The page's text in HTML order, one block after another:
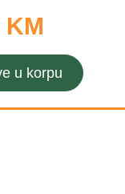
KM
u korpu